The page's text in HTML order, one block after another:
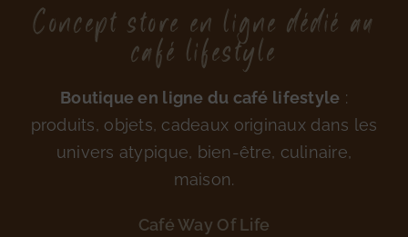
Concept store en ligne dédié au
café lifestyle
Boutique en ligne du café lifestyle :
produits, objets, cadeaux originaux dans les
univers atypique, bien-être, culinaire,
maison.
Café Way Of Life